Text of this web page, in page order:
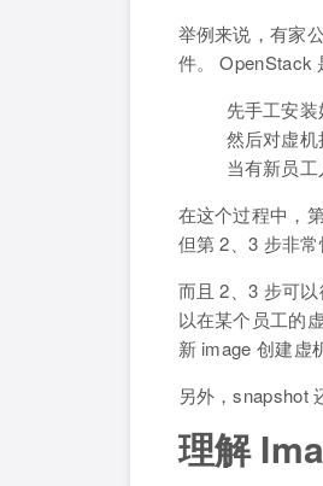
举例来说，有家
件。 OpenStack
先手工安
然后对虚
当有新员
在这个过程中，
但第 2、3 步非常
而且 2、3 步可
以在某个员工的
新 image 创建虚
另外，snapshot
理解